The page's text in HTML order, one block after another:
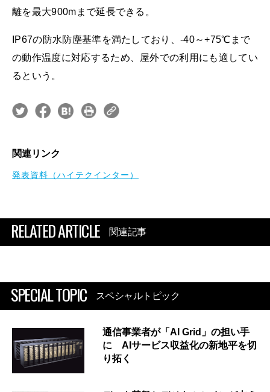
離を最大900mまで延長できる。
IP67の防水防塵基準を満たしており、-40～+75℃まで
の動作温度に対応するため、屋外での利用にも適してい
るという。
関連リンク
発表資料（ハイテクインター）
RELATED ARTICLE 関連記事
SPECIAL TOPIC スペシャルトピック
通信事業者が「AI Grid」の担い手
に AIサービス収益化の新地平を切
り拓く